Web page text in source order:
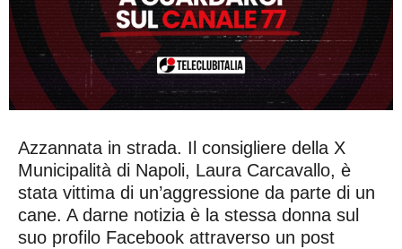
Azzannata in strada. Il consigliere della X
Municipalità di Napoli, Laura Carcavallo, è
stata vittima di un’aggressione da parte di un
cane. A darne notizia è la stessa donna sul
suo profilo Facebook attraverso un post